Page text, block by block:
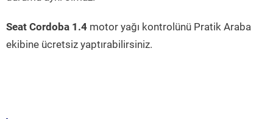
Seat Cordoba 1.4 motor yağı kontrolünü Pratik Araba
ekibine ücretsiz yaptırabilirsiniz.